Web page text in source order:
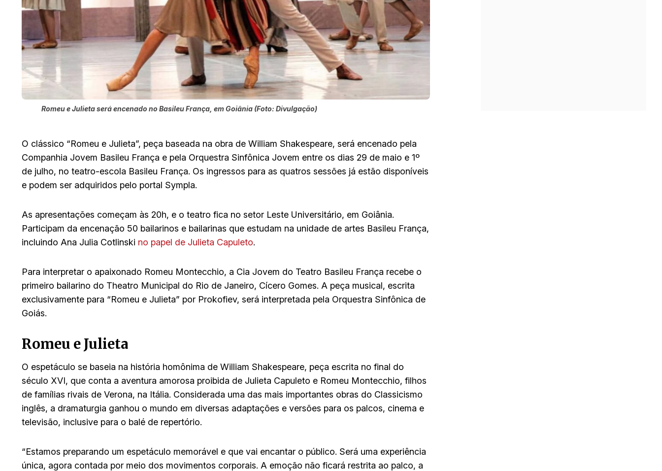
Romeu e Julieta será encenado no Basileu França, em Goiânia (Foto: Divulgação)
O clássico “Romeu e Julieta”, peça baseada na obra de William Shakespeare, será encenado pela
Companhia Jovem Basileu França e pela Orquestra Sinfônica Jovem entre os dias 29 de maio e 1º
de julho, no teatro-escola Basileu França. Os ingressos para as quatros sessões já estão disponíveis
e podem ser adquiridos pelo portal Sympla.
As apresentações começam às 20h, e o teatro fica no setor Leste Universitário, em Goiânia.
Participam da encenação 50 bailarinos e bailarinas que estudam na unidade de artes Basileu França,
incluindo Ana Julia Cotlinski no papel de Julieta Capuleto.
Para interpretar o apaixonado Romeu Montecchio, a Cia Jovem do Teatro Basileu França recebe o
primeiro bailarino do Theatro Municipal do Rio de Janeiro, Cícero Gomes. A peça musical, escrita
exclusivamente para “Romeu e Julieta” por Prokofiev, será interpretada pela Orquestra Sinfônica de
Goiás.
Romeu e Julieta
O espetáculo se baseia na história homônima de William Shakespeare, peça escrita no final do
século XVI, que conta a aventura amorosa proibida de Julieta Capuleto e Romeu Montecchio, filhos
de famílias rivais de Verona, na Itália. Considerada uma das mais importantes obras do Classicismo
inglês, a dramaturgia ganhou o mundo em diversas adaptações e versões para os palcos, cinema e
televisão, inclusive para o balé de repertório.
“Estamos preparando um espetáculo memorável e que vai encantar o público. Será uma experiência
única, agora contada por meio dos movimentos corporais. A emoção não ficará restrita ao palco, a